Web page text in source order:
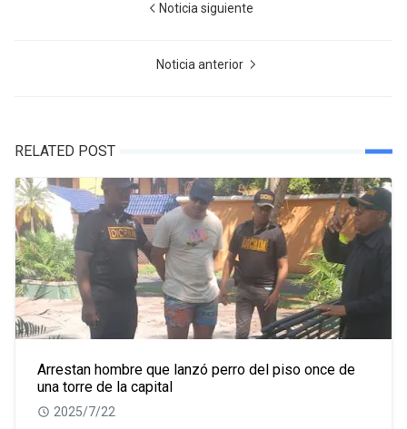
Noticia siguiente
Noticia anterior
RELATED POST
Arrestan hombre que lanzó perro del piso once de
una torre de la capital
2025/7/22